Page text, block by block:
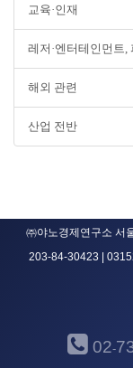
교육·인재
레저·엔터테인먼트,
해외 관련
산업 전반
㈜야노경제연구소 서
203-84-30423 |
02-